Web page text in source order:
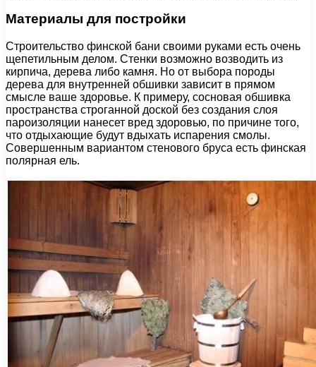
Материалы для постройки
Строительство финской бани своими руками есть очень
щепетильным делом. Стенки возможно возводить из
кирпича, дерева либо камня. Но от выбора породы
дерева для внутренней обшивки зависит в прямом
смысле ваше здоровье. К примеру, сосновая обшивка
пространства строганной доской без создания слоя
пароизоляции нанесет вред здоровью, по причине того,
что отдыхающие будут вдыхать испарения смолы.
Совершенным вариантом стенового бруса есть финская
полярная ель.